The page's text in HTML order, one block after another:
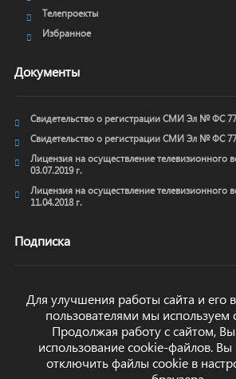
Телепроекты
Избранное
Документы
Свидетельство о регистрации СМИ Эл № ФС
Свидетельство о регистрации СМИ Эл № ФС
Лицензия на осуществление телевизионного
03.07.2019 г.
Лицензия на осуществление телевизионного
11.04.2018 г.
Подписка
Для улучшения работы сайта и его
пользователями мы
Продолжая работу с сайтом,
использование cookie-файлов. Вы
отключить файлы cookie в